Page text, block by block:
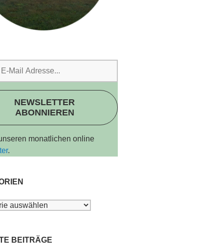
NEWSLETTER
ABONNIEREN
monatlichen online
.
BEITRÄGE